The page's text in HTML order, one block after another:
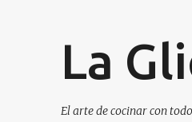
La
El arte de cocinar con